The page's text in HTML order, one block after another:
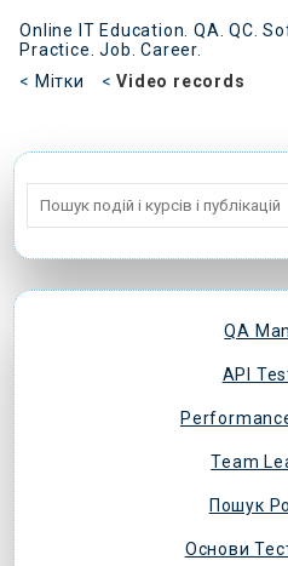
Online IT Education. QA. QC.
Practice. Job. Career.
Мітки
Video records
QA
АРІ
Team
Пошук
Основи